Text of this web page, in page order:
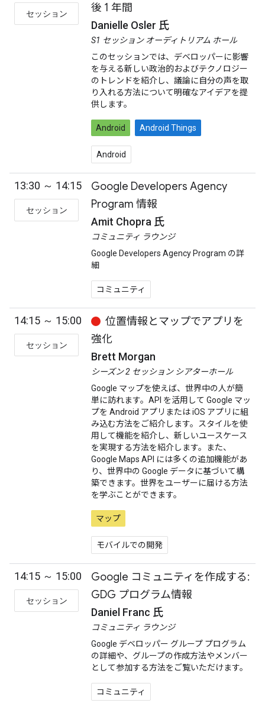
セッション 後 1 年間
Danielle Osler 氏
S1 セッション オーディトリアム ホール
このセッションでは、デベロッパーに影響
を与える新しい政治的およびテクノロジー
のトレンドを紹介し、議論に自分の声を取
り入れる方法について明確なアイデアを提
供します。
Android Android Things
Android
13:30 ～ 14:15
セッション
Google Developers Agency
Program 情報
Amit Chopra 氏
コミュニティ ラウンジ
Google Developers Agency Program の詳
細
コミュニティ
14:15 ～ 15:00
セッション
位置情報とマップでアプリを
強化
Brett Morgan
シーズン 2 セッション シアターホール
Google マップを使えば、世界中の人が簡
単に訪れます。API を活用して Google マッ
プを Android アプリまたは iOS アプリに組
み込む方法をご紹介します。スタイルを使
用して機能を紹介し、新しいユースケース
を実現する方法を紹介します。また、
Google Maps API には多くの追加機能があ
り、世界中の Google データに基づいて構
築できます。世界をユーザーに届ける方法
を学ぶことができます。
マップ
モバイルでの開発
14:15 ～ 15:00
セッション
Google コミュニティを作成する:
GDG プログラム情報
Daniel Franc 氏
コミュニティ ラウンジ
Google デベロッパー グループ プログラム
の詳細や、グループの作成方法やメンバー
として参加する方法をご覧いただけます。
コミュニティ